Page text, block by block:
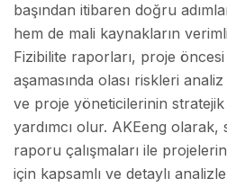
başından itibaren doğru
hem de mali kaynakların
Fizibilite raporları, proje
aşamasında olası riskleri analiz
ve proje yöneticilerinin
yardımcı olur. AKEeng
raporu çalışmaları ile
için kapsamlı ve detaylı